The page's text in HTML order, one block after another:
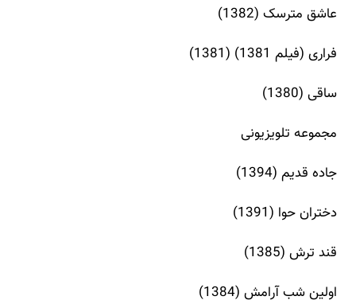
عاشق مترسک (1382)
فراری (فیلم 1381) (1381)
ساقی (1380)
مجموعه تلویزیونی
جاده قدیم (1394)
دختران حوا (1391)
قند ترش (1385)
اولین شب آرامش (1384)